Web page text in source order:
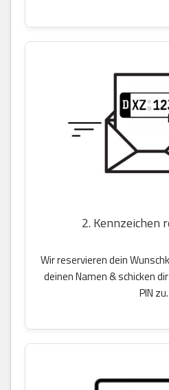
2. Kennzeichen
Wir reservieren dein
deinen Namen & schicken
PIN zu.